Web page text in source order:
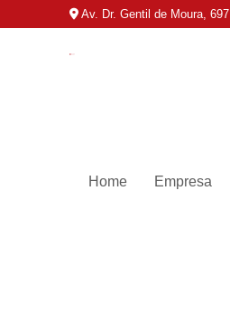
Av. Dr. Gentil de Moura, 697
Home Empresa